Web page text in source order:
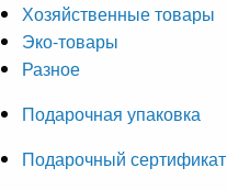
Хозяйственные товары
Эко-товары
Разное
Подарочная упаковка
Подарочный сертификат